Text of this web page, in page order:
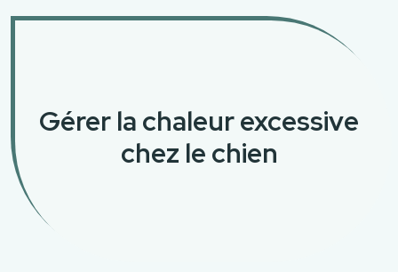
Gérer la chaleur excessive
chez le chien